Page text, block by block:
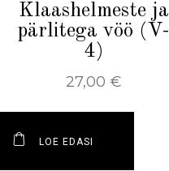
Klaashelmeste ja
pärlitega vöö (V-
4)
27,00 €
LOE EDASI